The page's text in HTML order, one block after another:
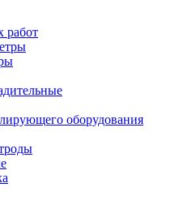
работ
оборудования